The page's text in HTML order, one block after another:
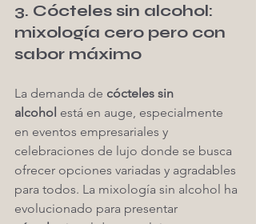
3. Cócteles sin alcohol:
mixología cero pero con
sabor máximo
La demanda de cócteles sin
alcohol está en auge, especialmente
en eventos empresariales y
celebraciones de lujo donde se busca
ofrecer opciones variadas y agradables
para todos. La mixología sin alcohol ha
evolucionado para presentar